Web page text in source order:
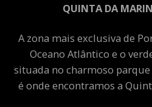
QUINTA DA
A zona mais exclusiva de
Oceano Atlântico e o
situada no charmoso
é onde encontramos a